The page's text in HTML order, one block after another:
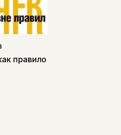
правило